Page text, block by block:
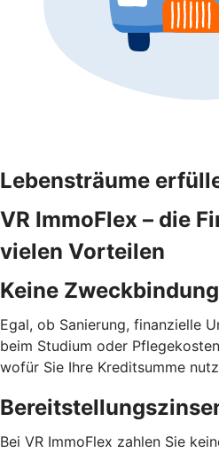
Lebensträume
VR ImmoFlex – die
vielen Vorteilen
Keine Zweckbindung
Egal, ob Sanierung, finanzielle
beim Studium oder
wofür Sie Ihre Kreditsumme
Bei VR ImmoFlex zahlen Sie